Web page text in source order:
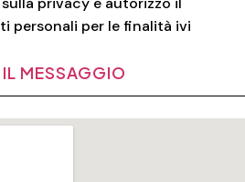
personali per le finalità ivi
MESSAGGIO